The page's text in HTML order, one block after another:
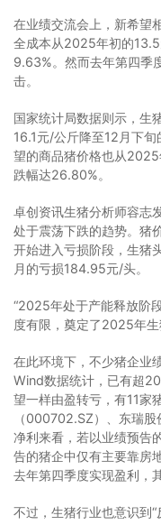
在业绩交流会上，新希望
全成本从2025年初的
9.63%。然而去年第四季
击。
国家统计局数据则示，生
16.1元/公斤降至12月下
望的商品猪价格也从
跌幅达26.80%。
卓创资讯生猪分析师容志
处于震荡下跌的趋势。猪
开始进入亏损阶段，生猪
月的亏损184.95元/头。
“2025年处于产能释放阶
度有限，奠定了2025年生
在此环境下，不少猪企业
Wind数据统计，已有超
望一样由盈转亏，有11家
（000702.SZ）、东瑞
净利来看，若以业绩预告
告的猪企中仅有主要靠房
去年第四季度实现盈利，
不过，生猪行业也意识到“